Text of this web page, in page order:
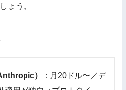
ょう。
）
：月20ドル〜／デ